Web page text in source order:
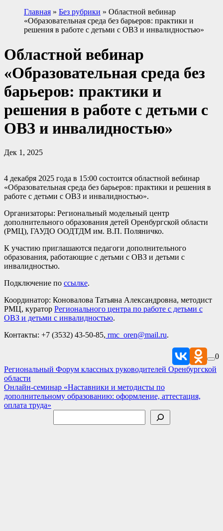
Главная » Без рубрики » Областной вебинар
«Образовательная среда без барьеров: практики и
решения в работе с детьми с ОВЗ и инвалидностью»
Областной вебинар
«Образовательная среда без
барьеров: практики и
решения в работе с детьми с
ОВЗ и инвалидностью»
Дек 1, 2025
4 декабря 2025 года в 15:00 состоится областной вебинар
«Образовательная среда без барьеров: практики и решения в
работе с детьми с ОВЗ и инвалидностью».
Организаторы: Региональный модельный центр
дополнительного образования детей Оренбургской области
(РМЦ), ГАУДО ООДТДМ им. В.П. Поляничко.
К участию приглашаются педагоги дополнительного
образования, работающие с детьми с ОВЗ и детьми с
инвалидностью.
Подключение по ссылке.
Координатор: Коновалова Татьяна Александровна, методист
РМЦ, куратор Регионального центра по работе с детьми с
ОВЗ и детьми с инвалидностью.
Контакты: +7 (3532) 43-50-85, rmc_oren@mail.ru.
0
Навигация
по
записям
Региональный Форум классных руководителей Оренбургской
области
Онлайн-семинар «Наставники и методисты по
дополнительному образованию: оформление, аттестация,
оплата труда»